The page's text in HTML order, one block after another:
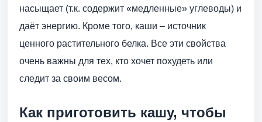
насыщает (т.к. содержит «медленные» углеводы) и
даёт энергию. Кроме того, каши – источник
ценного растительного белка. Все эти свойства
очень важны для тех, кто хочет похудеть или
следит за своим весом.
Как приготовить кашу, чтобы